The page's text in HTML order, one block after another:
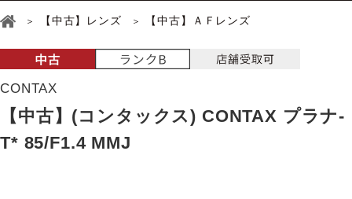
【中古】レンズ 【中古】ＡＦレンズ
CONTAX
【中古】(コンタックス) CONTAX プラナ-
T* 85/F1.4 MMJ